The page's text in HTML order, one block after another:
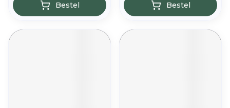
Bestel Bestel